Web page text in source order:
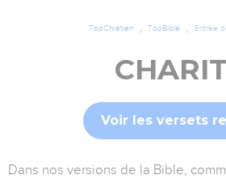
TopChrétien TopBible Entrée
Voir les versets
Dans nos versions de la Bible,